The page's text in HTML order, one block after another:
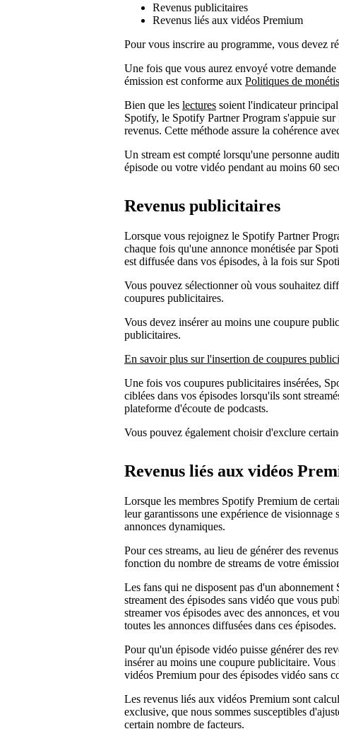
Revenus publicitaires
Revenus liés aux vidéos Premium
Pour vous inscrire au programme, vous devez
Une fois que vous aurez envoyé votre
émission est conforme aux Politiques de
Bien que les lectures soient l'indicateur
Spotify, le Spotify Partner Program s'appuie
revenus. Cette méthode assure la cohérence
Un stream est compté lorsqu'une personne
épisode ou votre vidéo pendant au moins 60
Revenus publicitaires
Lorsque vous rejoignez le Spotify Partner
chaque fois qu'une annonce monétisée par
est diffusée dans vos épisodes, à la fois sur
Vous pouvez sélectionner où vous souhaitez
coupures publicitaires.
Vous devez insérer au moins une coupure
publicitaires.
En savoir plus sur l'insertion de coupures
Une fois vos coupures publicitaires insérées,
ciblées dans vos épisodes lorsqu'ils sont
plateforme d'écoute de podcasts.
Vous pouvez également choisir d'exclure
Revenus liés aux vidéos
Lorsque les membres Spotify Premium de
leur garantissons une expérience de
annonces dynamiques.
Pour ces streams, au lieu de générer des
fonction du nombre de streams de votre
Les fans qui ne disposent pas d'un
streament des épisodes sans vidéo que vous
streamer vos épisodes avec des annonces, et
toutes les annonces diffusées dans ces épisodes.
Pour qu'un épisode vidéo puisse générer des
insérer au moins une coupure publicitaire.
vidéos Premium pour des épisodes vidéo sans
Les revenus liés aux vidéos Premium sont
exclusive, que nous sommes susceptibles
certain nombre de facteurs.